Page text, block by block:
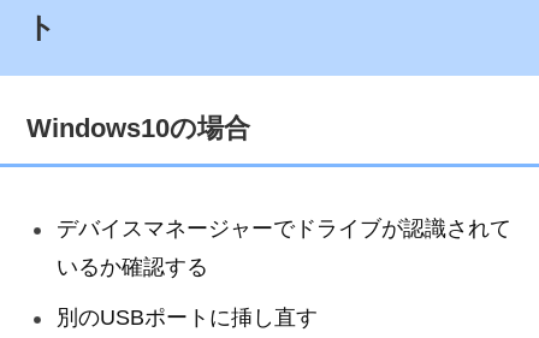
ト
Windows10の場合
デバイスマネージャーでドライブが認識されて
いるか確認する
別のUSBポートに挿し直す